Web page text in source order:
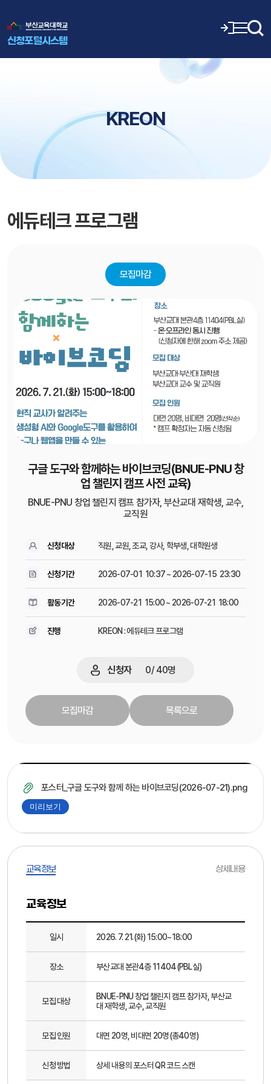
신청포털시스템
KREON
에듀테크 프로그램
모집마감
구글 도구와 함께하는 바이브코딩(BNUE-PNU 창
업 챌린지 캠프 사전 교육)
BNUE-PNU 창업 챌린지 캠프 참가자, 부산교대 재학생, 교수,
교직원
신청대상 직원, 교원, 조교, 강사, 학부생, 대학원생
신청기간 2026-07-01 10:37 ~ 2026-07-15 23:30
활동기간 2026-07-21 15:00 ~ 2026-07-21 18:00
진행 KREON : 에듀테크 프로그램
신청자 0/40명
모집마감 목록으로
포스터_구글 도구와 함께 하는 바이브코딩(2026-07-21).png
미리보기
교육정보 상세내용
교육정보
일시 2026. 7. 21.(화) 15:00~18:00
장소 부산교대 본관4층 11404(PBL실)
모집 대상
BNUE-PNU 창업 챌린지 캠프 참가자, 부산교
대 재학생, 교수, 교직원
모집 인원 대면 20명, 비대면 20명(총40명)
신청 방법 상세 내용의 포스터 QR 코드 스캔